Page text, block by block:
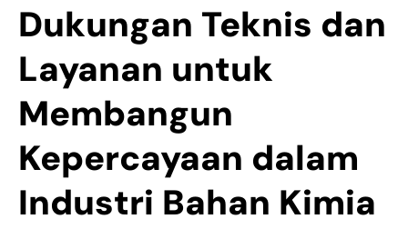
Dukungan Teknis dan
Layanan untuk
Membangun
Kepercayaan dalam
Industri Bahan Kimia